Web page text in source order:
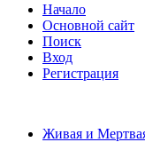
Начало
Основной сайт
Поиск
Вход
Регистрация
Живая и